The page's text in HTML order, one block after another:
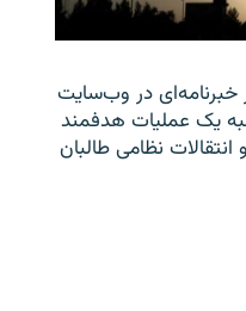
۱۶ اسد، با نشر خبرنامه‌ای در وب‌سایت
یک عملیات هدفمند
نظامی طالبان